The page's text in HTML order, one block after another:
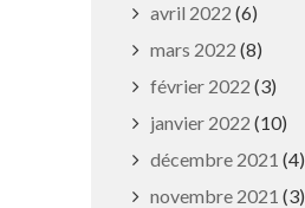
avril 2022 (6)
mars 2022 (8)
février 2022 (3)
janvier 2022 (10)
décembre 2021 (4)
novembre 2021 (3)